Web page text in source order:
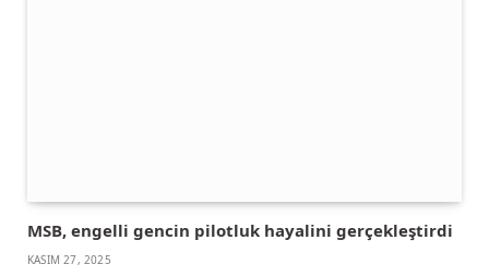
MSB, engelli gencin pilotluk hayalini gerçekleştirdi
KASIM 27, 2025